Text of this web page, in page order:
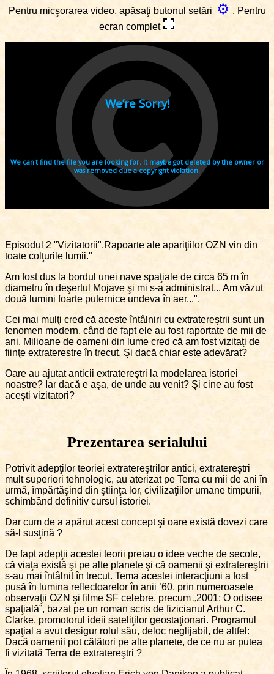
Pentru micşorarea video, apăsaţi butonul setări ⚙ . Pentru
ecran complet
Episodul 2 "Vizitatorii".Rapoarte ale apariţiilor OZN vin din
toate colţurile lumii."
Am fost dus la bordul unei nave spaţiale de circa 65 m în
diametru în deşertul Mojave şi mi s-a administrat... Am văzut
două lumini foarte puternice undeva în aer...".
Cei mai mulţi cred că aceste întâlniri cu extratereştrii sunt un
fenomen modern, când de fapt ele au fost raportate de mii de
ani. Milioane de oameni din lume cred că am fost vizitaţi de
fiinţe extraterestre în trecut. Şi dacă chiar este adevărat?
Oare au ajutat anticii extratereştri la modelarea istoriei
noastre? Iar dacă e aşa, de unde au venit? Şi cine au fost
aceşti vizitatori?
Prezentarea serialului
Potrivit adepţilor teoriei extratereştrilor antici, extratereştri
mult superiori tehnologic, au aterizat pe Terra cu mii de ani în
urmă, împărtăşind din ştiinţa lor, civilizaţiilor umane timpurii,
schimbând definitiv cursul istoriei.
Dar cum de a apărut acest concept şi oare există dovezi care
să-l susţină ?
De fapt adepţii acestei teorii preiau o idee veche de secole,
că viaţa există şi pe alte planete şi că oamenii şi extratereştrii
s-au mai întâlnit în trecut. Tema acestei interacţiuni a fost
pusă în lumina reflectoarelor în anii ’60, prin numeroasele
observaţii OZN şi filme SF celebre, precum „2001: O odisee
spaţială”, bazat pe un roman scris de fizicianul Arthur C.
Clarke, promotorul ideii sateliţilor geostaţionari. Programul
spaţial a avut desigur rolul său, deloc neglijabil, de altfel:
Dacă oamenii pot călători pe alte planete, de ce nu ar putea
fi vizitată Terra de extratereştri ?